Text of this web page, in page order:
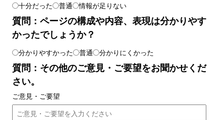
十分だった 普通 情報が足りない
質問：ページの構成や内容、表現は分かりやす
かったでしょうか？
分かりやすかった 普通 分かりにくかった
質問：その他のご意見・ご要望をお聞かせくだ
さい。
ご意見・ご要望